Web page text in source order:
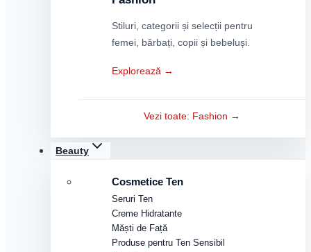
Stiluri, categorii și selecții pentru
femei, bărbați, copii și bebeluși.
Explorează →
Vezi toate: Fashion →
Beauty
Cosmetice Ten
Seruri Ten
Creme Hidratante
Măști de Față
Produse pentru Ten Sensibil